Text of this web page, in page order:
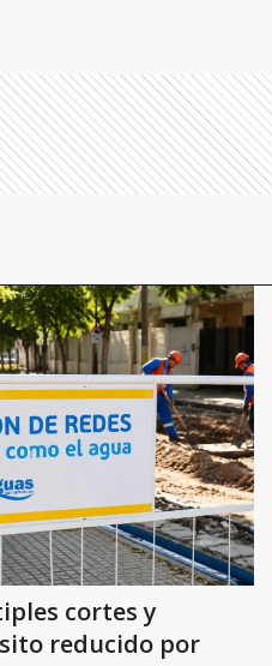
cortes y
reducido por